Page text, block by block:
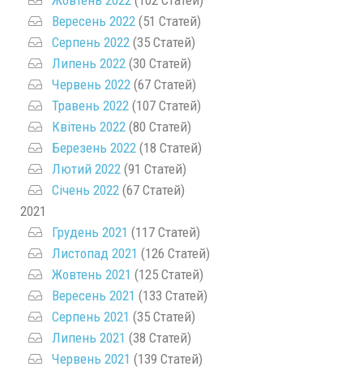
Вересень 2022 (51 Статей)
Серпень 2022 (35 Статей)
Липень 2022 (30 Статей)
Червень 2022 (67 Статей)
Травень 2022 (107 Статей)
Квітень 2022 (80 Статей)
Березень 2022 (18 Статей)
Лютий 2022 (91 Статей)
Січень 2022 (67 Статей)
2021
Грудень 2021 (117 Статей)
Листопад 2021 (126 Статей)
Жовтень 2021 (125 Статей)
Вересень 2021 (133 Статей)
Серпень 2021 (35 Статей)
Липень 2021 (38 Статей)
Червень 2021 (139 Статей)